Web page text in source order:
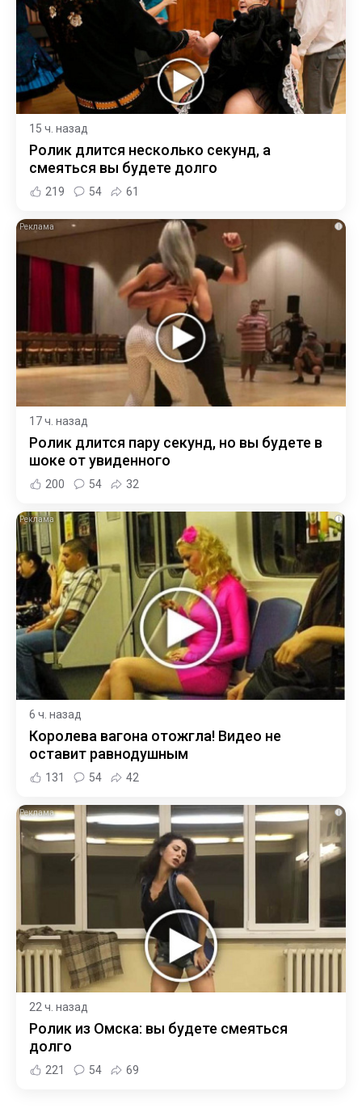
15 ч. назад
Ролик длится несколько секунд, а
смеяться вы будете долго
219 54 61
i
17 ч. назад
Ролик длится пару секунд, но вы будете в
шоке от увиденного
200 54 32
i
6 ч. назад
Королева вагона отожгла! Видео не
оставит равнодушным
131 54 42
i
22 ч. назад
Ролик из Омска: вы будете смеяться
долго
221 54 69